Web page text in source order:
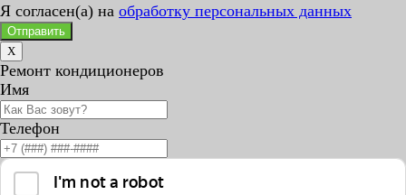
Я согласен(а) на обработку персональных данных
Отправить
X
Ремонт кондиционеров
Имя
Телефон